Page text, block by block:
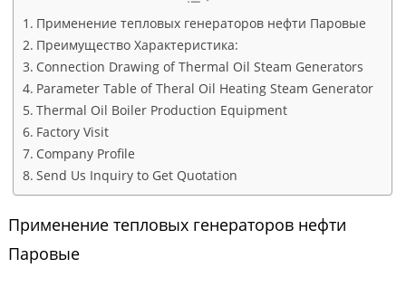
Применение тепловых генераторов нефти Паровые
Преимущество Характеристика:
Connection Drawing of Thermal Oil Steam Generators
Parameter Table of Theral Oil Heating Steam Generator
Thermal Oil Boiler Production Equipment
Factory Visit
Company Profile
Send Us Inquiry to Get Quotation
Применение тепловых генераторов нефти
Паровые